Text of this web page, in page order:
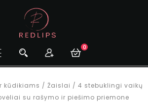
0
kūdikiams / Žaislai / 4 stebuklingi vaikų
su rašymo ir piešimo priemone